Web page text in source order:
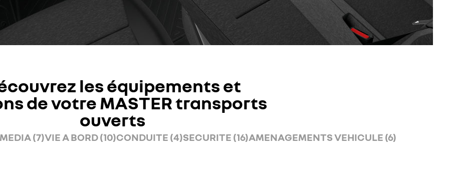
les équipements et
de votre MASTER transports
ouverts
(7)VIE A BORD (10)CONDUITE (4)SECURITE (16)AMENAGEMENTS VEHICULE (6)